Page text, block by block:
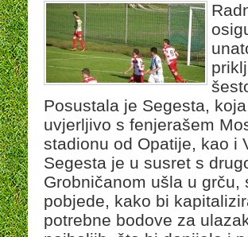
Posustala je Segesta,
uvjerljivo s fenjerašem
stadionu od Opatije, kao i
Segesta je u susret s
Grobničanom ušla u grču,
pobjede, kako bi
potrebne bodove za